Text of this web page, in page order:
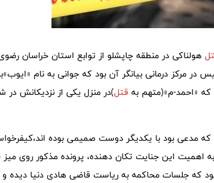
هولناکی در منطقه چاپشلو از توابع استان خراسان
درمانی بیانگر آن بود که جوانی به نام
«احمد-م»(متهم به قتل)در منزل یکی از نزدیکانش
به قتل جوانی که مدعی بود با یکدیگر دوست صمیمی بوده
اهمیت این جنایت تکان دهنده، پرونده مذکور روی
که جلسات محاکمه به ریاست قاضی هادی دنیا دیده